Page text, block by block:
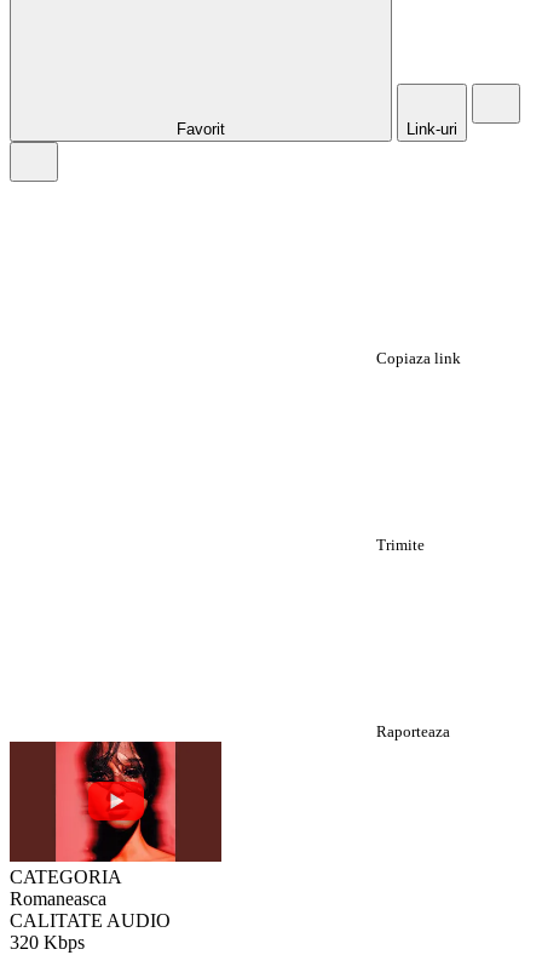
Favorit Link-uri
Copiaza link
Trimite
Raporteaza
CATEGORIA
Romaneasca
CALITATE AUDIO
320 Kbps